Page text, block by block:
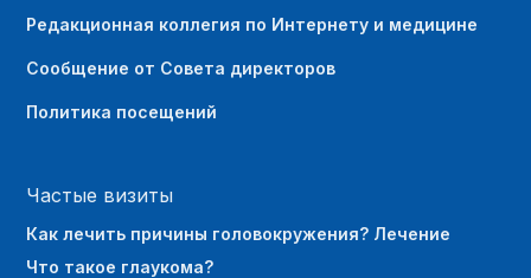
Редакционная коллегия по Интернету и медицине
Сообщение от Совета директоров
Политика посещений
Частые визиты
Как лечить причины головокружения? Лечение
Что такое глаукома?